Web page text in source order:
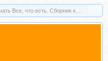
Все, что есть. Сборник курсов